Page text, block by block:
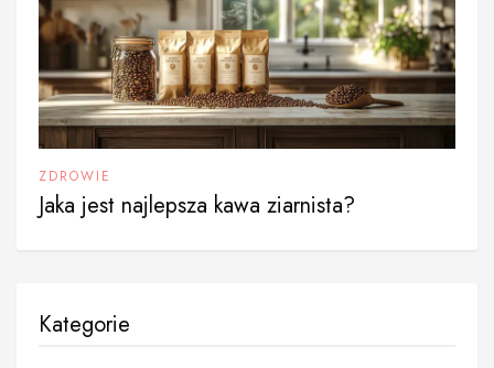
ZDROWIE
Jaka jest najlepsza kawa ziarnista?
Kategorie